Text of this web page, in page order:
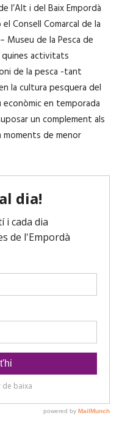
l’Alt i del Baix Empordà
Consell Comarcal de la
Museu de la Pesca de
quines activitats
de la pesca -tant
la cultura pesquera del
en temporada
un complement als
de menor